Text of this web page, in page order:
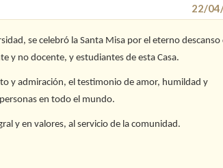
22/
se celebró la Santa Misa por el eterno descanso
y no docente, y estudiantes de esta Casa.
y admiración, el testimonio de amor, humildad y
en todo el mundo.
y en valores, al servicio de la comunidad.